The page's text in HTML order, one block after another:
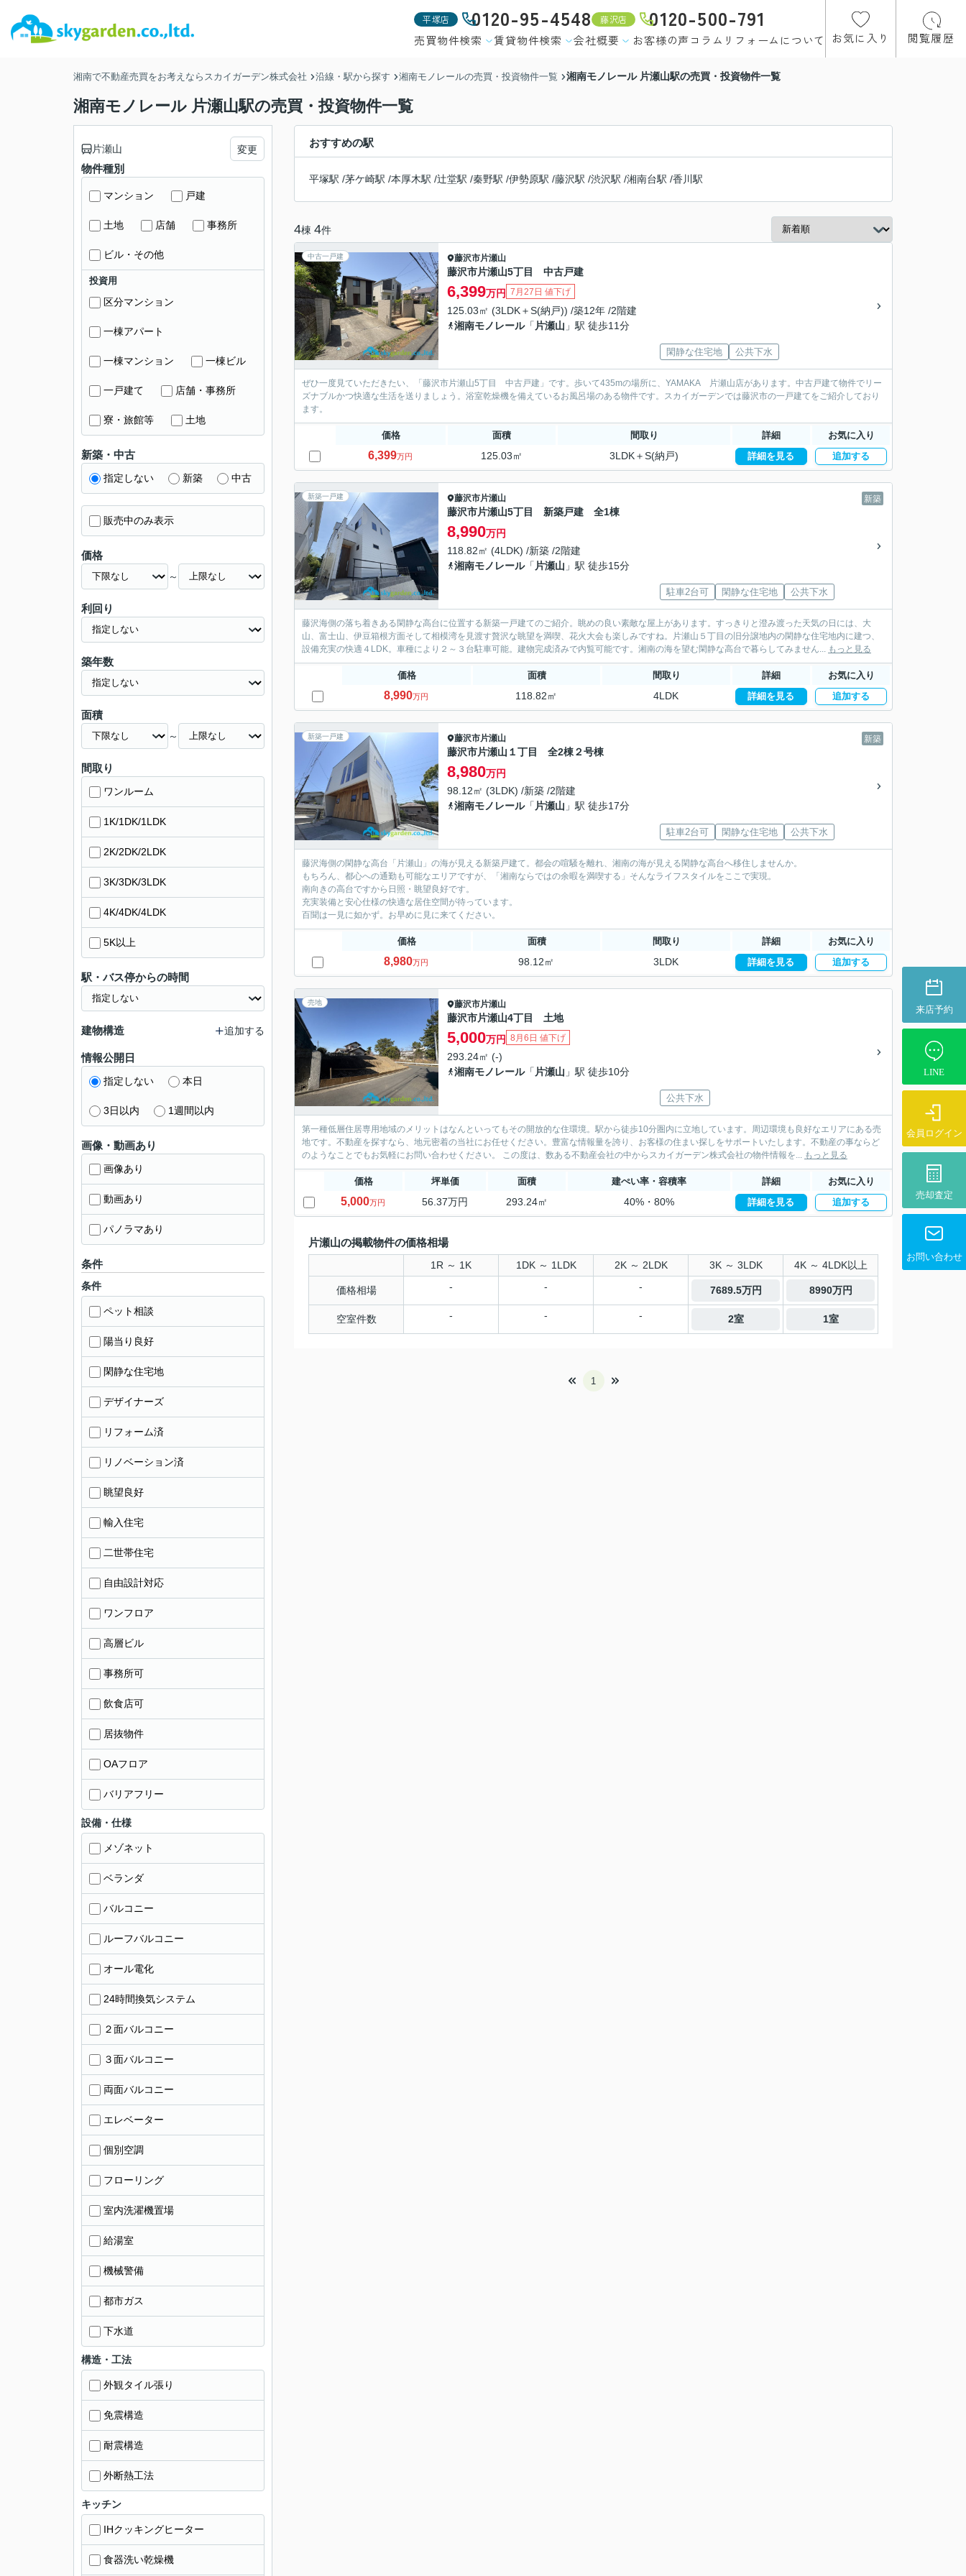
平塚店 0120-95-4548 藤沢店 0120-500-791
売買物件検索 賃貸物件検索 会社概要 お客様の声コラム リフォームについて お気に入り 閲覧履歴
来店予約
LINE
会員ログイン
売却査定
お問い合わせ
湘南で不動産売買をお考えならスカイガーデン株式会社 沿線・駅から探す 湘南モノレールの売買・投資物件一覧 湘南モノレール 片瀬山駅の売買・投資物件一覧
湘南モノレール 片瀬山駅の売買・投資物件一覧
おすすめの駅
平塚駅 /茅ケ崎駅 /本厚木駅 /辻堂駅 /秦野駅 /伊勢原駅 /藤沢駅 /渋沢駅 /湘南台駅 /香川駅
4棟 4件
中古一戸建 藤沢市片瀬山
藤沢市片瀬山5丁目 中古戸建
6,399万円 7月27日 値下げ
125.03㎡ (3LDK＋S(納戸)) /築12年 /2階建
湘南モノレール「 片瀬山 」駅 徒歩11分
閑静な住宅地 公共下水
ぜひ一度見ていただきたい、「藤沢市片瀬山5丁目 中古戸建」です。歩いて435mの場所に、YAMAKA 片瀬山店があります。中古戸建て物件でリー
ズナブルかつ快適な生活を送りましょう。浴室乾燥機を備えているお風呂場のある物件です。スカイガーデンでは藤沢市の一戸建てをご紹介しており
ます。
価格 面積 間取り 詳細 お気に入り
6,399万円 125.03㎡ 3LDK＋S(納戸) 詳細を見る 追加する
新築一戸建 新築
藤沢市片瀬山
藤沢市片瀬山5丁目 新築戸建 全1棟
8,990万円
118.82㎡ (4LDK) /新築 /2階建
湘南モノレール「 片瀬山 」駅 徒歩15分
駐車2台可 閑静な住宅地 公共下水
藤沢海側の落ち着きある閑静な高台に位置する新築一戸建てのご紹介。眺めの良い素敵な屋上があります。すっきりと澄み渡った天気の日には、大
山、富士山、伊豆箱根方面そして相模湾を見渡す贅沢な眺望を満喫、花火大会も楽しみですね。片瀬山５丁目の旧分譲地内の閑静な住宅地内に建つ、
設備充実の快適４LDK。車種により２～３台駐車可能。建物完成済みで内覧可能です。湘南の海を望む閑静な高台で暮らしてみません... もっと見る
価格 面積 間取り 詳細 お気に入り
8,990万円 118.82㎡ 4LDK 詳細を見る 追加する
新築一戸建 新築
藤沢市片瀬山
藤沢市片瀬山１丁目 全2棟２号棟
8,980万円
98.12㎡ (3LDK) /新築 /2階建
湘南モノレール「 片瀬山 」駅 徒歩17分
駐車2台可 閑静な住宅地 公共下水
藤沢海側の閑静な高台「片瀬山」の海が見える新築戸建て。都会の喧騒を離れ、湘南の海が見える閑静な高台へ移住しませんか。
もちろん、都心への通勤も可能なエリアですが、「湘南ならではの余暇を満喫する」そんなライフスタイルをここで実現。
南向きの高台ですから日照・眺望良好です。
充実装備と安心仕様の快適な居住空間が待っています。
百聞は一見に如かず。お早めに見に来てください。
価格 面積 間取り 詳細 お気に入り
8,980万円 98.12㎡ 3LDK 詳細を見る 追加する
売地 藤沢市片瀬山
藤沢市片瀬山4丁目 土地
5,000万円 8月6日 値下げ
293.24㎡ (-)
湘南モノレール「 片瀬山 」駅 徒歩10分
公共下水
第一種低層住居専用地域のメリットはなんといってもその開放的な住環境。駅から徒歩10分圏内に立地しています。周辺環境も良好なエリアにある売
地です。不動産を探すなら、地元密着の当社にお任せください。豊富な情報量を誇り、お客様の住まい探しをサポートいたします。不動産の事ならど
のようなことでもお気軽にお問い合わせください。 この度は、数ある不動産会社の中からスカイガーデン株式会社の物件情報を... もっと見る
価格 坪単価 面積 建ぺい率・容積率 詳細 お気に入り
5,000万円 56.37万円 293.24㎡ 40%・80% 詳細を見る 追加する
片瀬山の掲載物件の価格相場
1R ～ 1K 1DK ～ 1LDK 2K ～ 2LDK 3K ～ 3LDK 4K ～ 4LDK以上
価格相場 - - - 7689.5万円 8990万円
空室件数 - - - 2室 1室
1
片瀬山 変更
物件種別
マンション 戸建
土地 店舗 事務所
ビル・その他
投資用
区分マンション
一棟アパート
一棟マンション 一棟ビル
一戸建て 店舗・事務所
寮・旅館等 土地
新築・中古
指定しない 新築 中古
販売中のみ表示
価格
～
利回り
築年数
面積
～
間取り
ワンルーム
1K/1DK/1LDK
2K/2DK/2LDK
3K/3DK/3LDK
4K/4DK/4LDK
5K以上
駅・バス停からの時間
建物構造 追加する
情報公開日
指定しない 本日
3日以内 1週間以内
画像・動画あり
画像あり
動画あり
パノラマあり
条件
条件
ペット相談
陽当り良好
閑静な住宅地
デザイナーズ
リフォーム済
リノベーション済
眺望良好
輸入住宅
二世帯住宅
自由設計対応
ワンフロア
高層ビル
事務所可
飲食店可
居抜物件
OAフロア
バリアフリー
設備・仕様
メゾネット
ベランダ
バルコニー
ルーフバルコニー
オール電化
24時間換気システム
２面バルコニー
３面バルコニー
両面バルコニー
エレベーター
個別空調
フローリング
室内洗濯機置場
給湯室
機械警備
都市ガス
下水道
構造・工法
外観タイル張り
免震構造
耐震構造
外断熱工法
キッチン
IHクッキングヒーター
食器洗い乾燥機